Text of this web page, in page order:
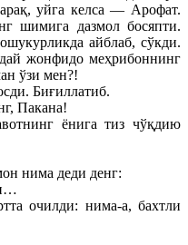
уйга келса — Арофат.
шимига дазмол босяпти.
айблаб, сўкди.
жонфидо меҳрибоннинг
ўзи мен?!
Биғиллатиб.
Пакана!
ёнига тиз чўқдию
нима деди денг:
очилди: нима-а, бахтли